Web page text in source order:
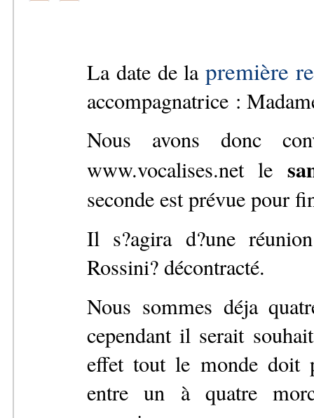
La date de lapremière
accompagnatrice :
Nous avons donc
www.vocalises.net le
seconde est prévue pour
Il s?agira d?une
Rossini? décontracté.
Nous sommes déja
cependant il serait
effet tout le monde doit
entre un à quatre